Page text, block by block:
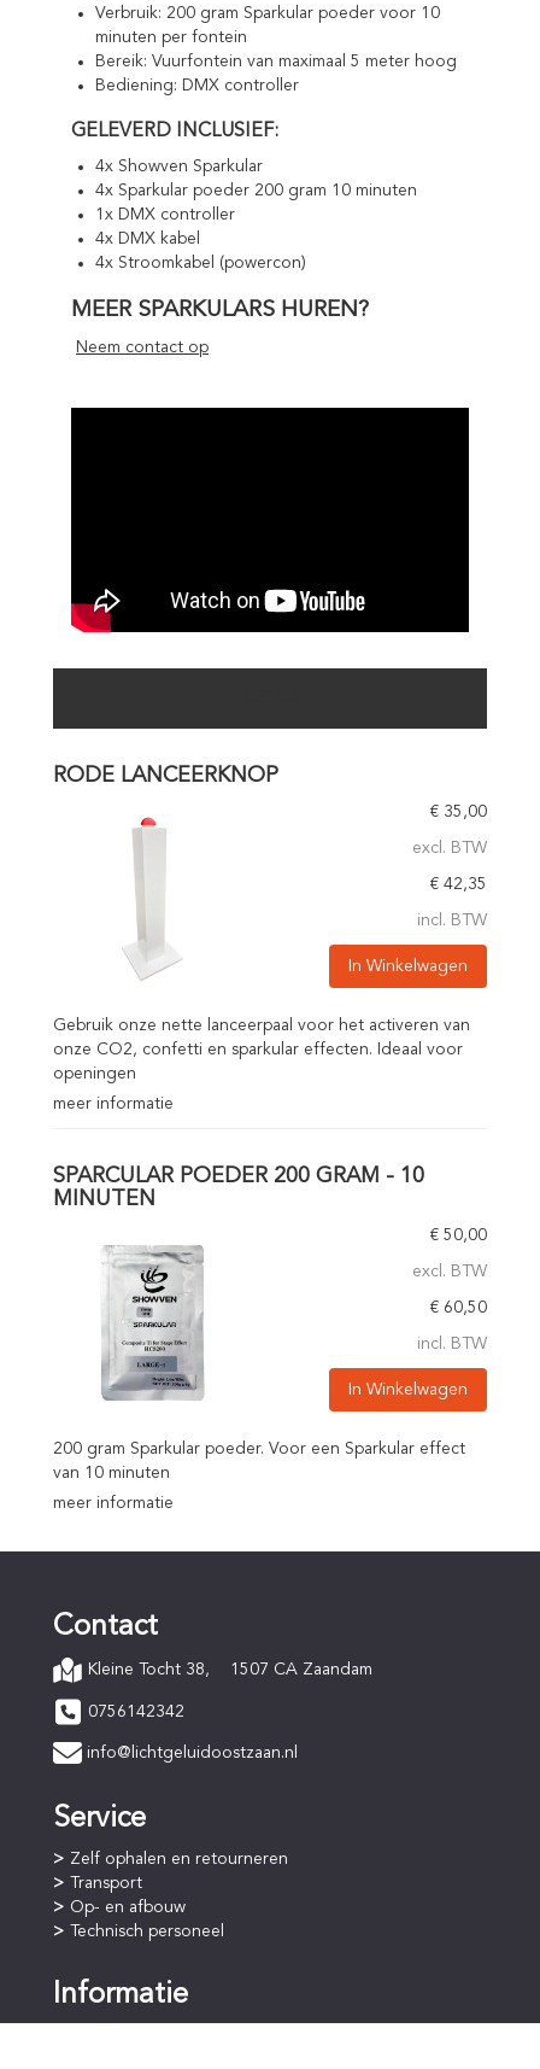
Verbruik: 200 gram Sparkular poeder voor 10
minuten per fontein
Bereik: Vuurfontein van maximaal 5 meter hoog
Bediening: DMX controller
GELEVERD INCLUSIEF:
4x Showven Sparkular
4x Sparkular poeder 200 gram 10 minuten
1x DMX controller
4x DMX kabel
4x Stroomkabel (powercon)
MEER SPARKULARS HUREN?
Neem contact op
RODE LANCEERKNOP
€ 35,00
excl. BTW
€ 42,35
incl. BTW
In Winkelwagen
Gebruik onze nette lanceerpaal voor het activeren van
onze CO2, confetti en sparkular effecten. Ideaal voor
openingen
meer informatie
SPARCULAR POEDER 200 GRAM - 10
MINUTEN
€ 50,00
excl. BTW
€ 60,50
incl. BTW
In Winkelwagen
200 gram Sparkular poeder. Voor een Sparkular effect
van 10 minuten
meer informatie
Contact
Kleine Tocht 38, 1507 CA Zaandam
0756142342
info@lichtgeluidoostzaan.nl
Service
Zelf ophalen en retourneren
Transport
Op- en afbouw
Technisch personeel
Informatie